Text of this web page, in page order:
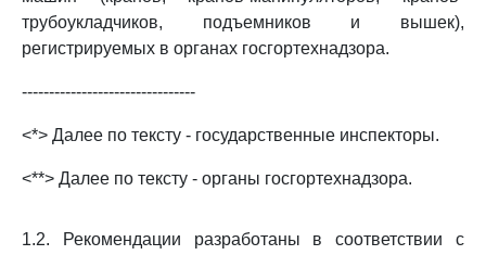
трубоукладчиков, подъемников и вышек),
регистрируемых в органах госгортехнадзора.
--------------------------------
<*> Далее по тексту - государственные инспекторы.
<**> Далее по тексту - органы госгортехнадзора.
1.2. Рекомендации разработаны в соответствии с